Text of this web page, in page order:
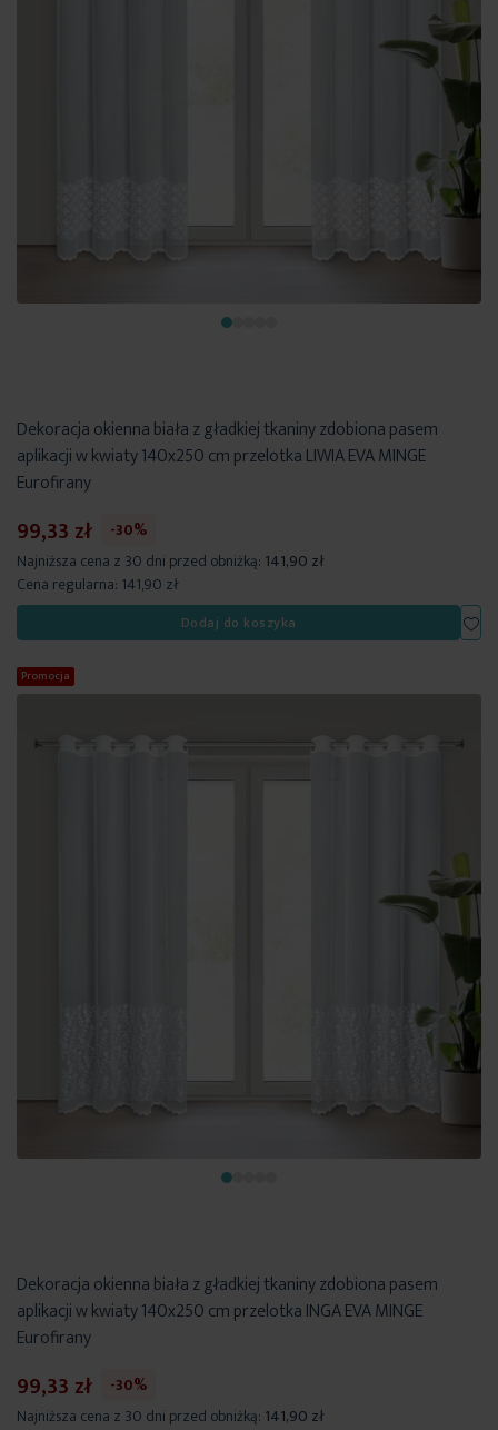
Dekoracja okienna biała z gładkiej tkaniny zdobiona pasem
aplikacji w kwiaty 140x250 cm przelotka LIWIA EVA MINGE
Eurofirany
99,33 zł
-30%
Najniższa cena z 30 dni przed obniżką: 141,90 zł
Cena regularna: 141,90 zł
Dodaj do koszyka
Promocja
Dekoracja okienna biała z gładkiej tkaniny zdobiona pasem
aplikacji w kwiaty 140x250 cm przelotka INGA EVA MINGE
Eurofirany
99,33 zł
-30%
Najniższa cena z 30 dni przed obniżką: 141,90 zł